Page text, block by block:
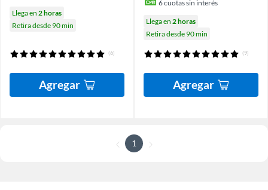
Llega en 2 horas
Retira desde 90 min
(6)
Agregar
6cuotas sin interés
Llega en 2 horas
Retira desde 90 min
(9)
Agregar
1